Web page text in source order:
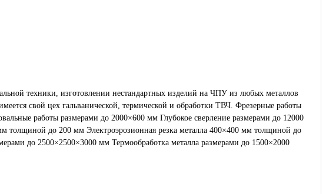
техники, изготовлении нестандартных изделий на ЧПУ из любых металлов
гальванической, термической и обработки ТВЧ. Фрезерные работы
200 мм Гидроабразивная резка металла 1500×3000 толщиной до 200 мм Гибка металла Гальваническая обработка металла размерами до 2500×2500×3000 мм Термообработка металла размерами до 1500×2000